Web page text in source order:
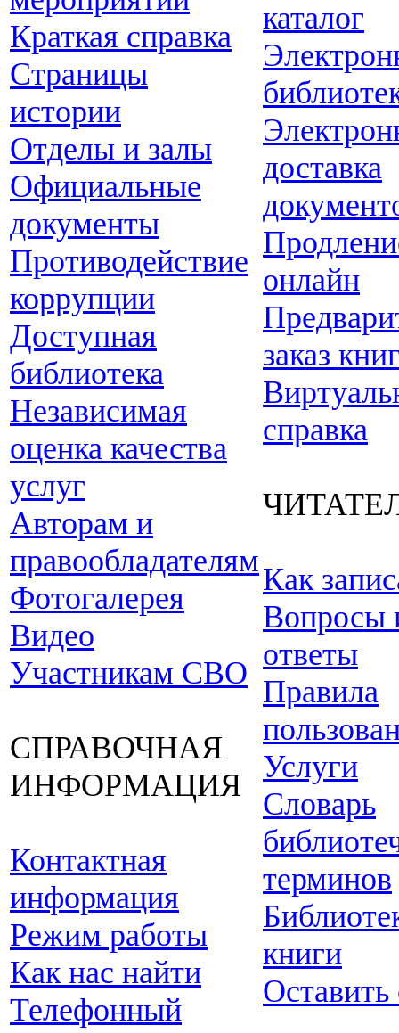
Краткая справка
Страницы
истории
Отделы и залы
Официальные
документы
Противодействие
коррупции
Доступная
библиотека
Независимая
оценка качества
услуг
Авторам и
правообладателям
Фотогалерея
Видео
Участникам СВО
СПРАВОЧНАЯ
ИНФОРМАЦИЯ
Контактная
информация
Режим работы
Как нас найти
Телефонный
каталог
доставка
онлайн
заказ
справка
Как
Вопросы
ответы
Правила
Услуги
Словарь
терминов
книги
Оставить